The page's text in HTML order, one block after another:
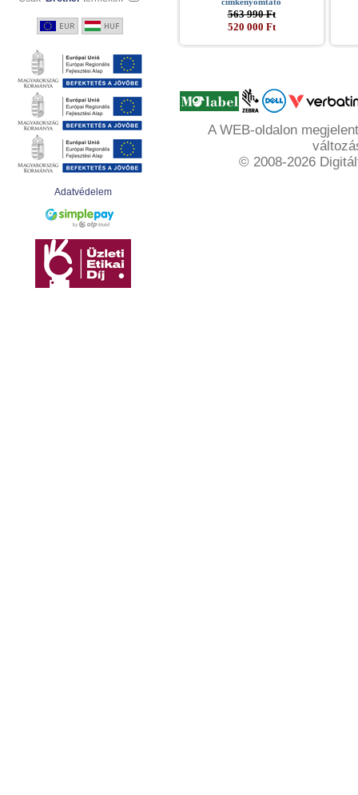
Adatvédelem
563 990 Ft
520 000 Ft
A WEB-oldalon
© 2008-2026